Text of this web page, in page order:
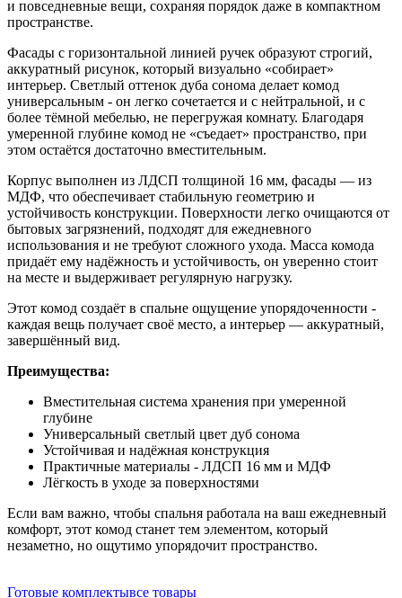
и повседневные вещи, сохраняя порядок даже в компактном
пространстве.
Фасады с горизонтальной линией ручек образуют строгий,
аккуратный рисунок, который визуально «собирает»
интерьер. Светлый оттенок дуба сонома делает комод
универсальным - он легко сочетается и с нейтральной, и с
более тёмной мебелью, не перегружая комнату. Благодаря
умеренной глубине комод не «съедает» пространство, при
этом остаётся достаточно вместительным.
Корпус выполнен из ЛДСП толщиной 16 мм, фасады — из
МДФ, что обеспечивает стабильную геометрию и
устойчивость конструкции. Поверхности легко очищаются от
бытовых загрязнений, подходят для ежедневного
использования и не требуют сложного ухода. Масса комода
придаёт ему надёжность и устойчивость, он уверенно стоит
на месте и выдерживает регулярную нагрузку.
Этот комод создаёт в спальне ощущение упорядоченности -
каждая вещь получает своё место, а интерьер — аккуратный,
завершённый вид.
Преимущества:
Вместительная система хранения при умеренной
глубине
Универсальный светлый цвет дуб сонома
Устойчивая и надёжная конструкция
Практичные материалы - ЛДСП 16 мм и МДФ
Лёгкость в уходе за поверхностями
Если вам важно, чтобы спальня работала на ваш ежедневный
комфорт, этот комод станет тем элементом, который
незаметно, но ощутимо упорядочит пространство.
Готовые комплектывсе товары